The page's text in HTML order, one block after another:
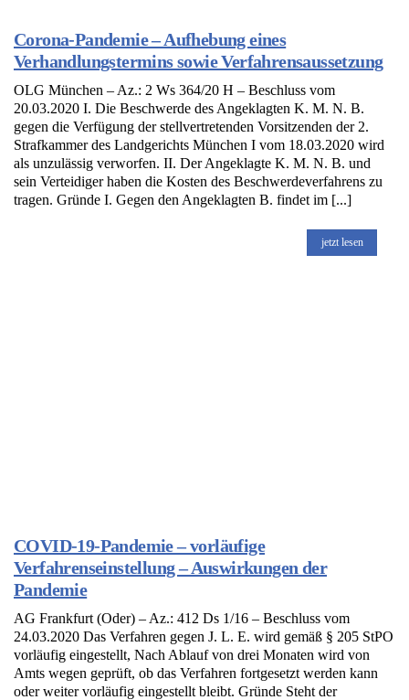
Corona-Pandemie – Aufhebung eines
Verhandlungstermins sowie Verfahrensaussetzung
OLG München – Az.: 2 Ws 364/20 H – Beschluss vom
20.03.2020 I. Die Beschwerde des Angeklagten K. M. N. B.
gegen die Verfügung der stellvertretenden Vorsitzenden der 2.
Strafkammer des Landgerichts München I vom 18.03.2020 wird
als unzulässig verworfen. II. Der Angeklagte K. M. N. B. und
sein Verteidiger haben die Kosten des Beschwerdeverfahrens zu
tragen. Gründe I. Gegen den Angeklagten B. findet im [...]
jetzt lesen
COVID-19-Pandemie – vorläufige
Verfahrenseinstellung – Auswirkungen der
Pandemie
AG Frankfurt (Oder) – Az.: 412 Ds 1/16 – Beschluss vom
24.03.2020 Das Verfahren gegen J. L. E. wird gemäß § 205 StPO
vorläufig eingestellt, Nach Ablauf von drei Monaten wird von
Amts wegen geprüft, ob das Verfahren fortgesetzt werden kann
oder weiter vorläufig eingestellt bleibt. Gründe Steht der